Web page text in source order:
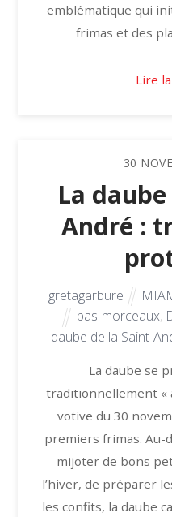
emblématique qui
frimas et des
Lire
30
La
André :
gretagarbure
bas-morceaux,
daube de la Saint-
La daube se
traditionnellement «
votive du 30
premiers frimas. Au-
mijoter de bons
l’hiver, de préparer
les confits, la daube